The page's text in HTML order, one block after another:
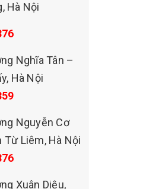
Hà Nội
Nghĩa Tân –
Hà Nội
Nguyễn Cơ
Từ Liêm, Hà Nội
Xuân Diệu,